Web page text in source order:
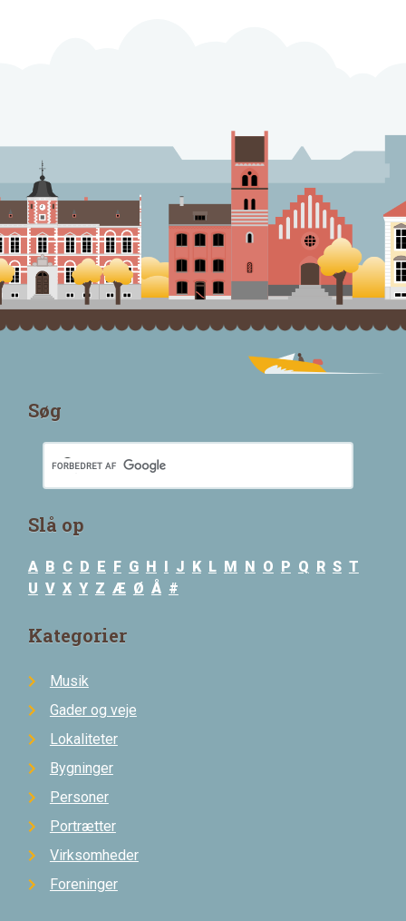
Søg
Slå op
A B C D E F G H I J K L M N O P Q R S T
U V X Y Z Æ Ø Å #
Kategorier
Musik
Gader og veje
Lokaliteter
Bygninger
Personer
Portrætter
Virksomheder
Foreninger